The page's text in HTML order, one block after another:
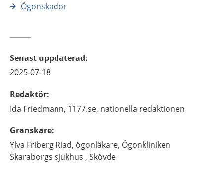
Ögonskador
Senast uppdaterad:
2025-07-18
Redaktör:
Ida Friedmann, 1177.se, nationella redaktionen
Granskare:
Ylva Friberg Riad, ögonläkare, Ögonkliniken
Skaraborgs sjukhus , Skövde